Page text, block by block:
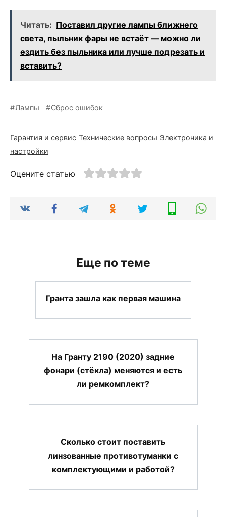
Читать: Поставил другие лампы ближнего
света, пыльник фары не встаёт — можно ли
ездить без пыльника или лучше подрезать и
вставить?
Лампы Сброс ошибок
Гарантия и сервис Технические вопросы Электроника и
настройки
Оцените статью
Еще по теме
Гранта зашла как первая машина
На Гранту 2190 (2020) задние
фонари (стёкла) меняются и есть
ли ремкомплект?
Сколько стоит поставить
линзованные противотуманки с
комплектующими и работой?